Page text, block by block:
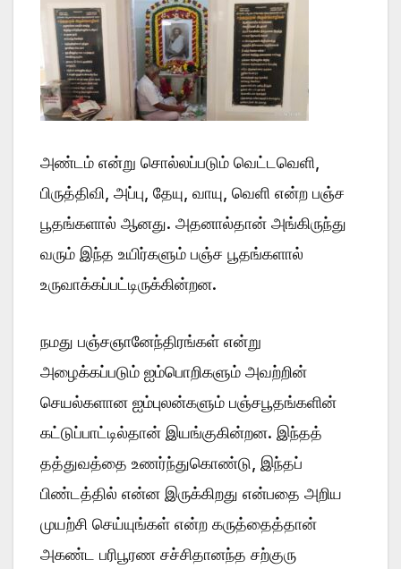
அண்டம் என்று சொல்லப்படும் வெட்டவெளி,
பிருத்திவி, அப்பு, தேயு, வாயு, வெளி என்ற பஞ்ச
பூதங்களால் ஆனது. அதனால்தான் அங்கிருந்து
வரும் இந்த உயிர்களும் பஞ்ச பூதங்களால்
உருவாக்கப்பட்டிருக்கின்றன.
நமது பஞ்சஞானேந்திரங்கள் என்று
அழைக்கப்படும் ஐம்பொறிகளும் அவற்றின்
செயல்களான ஐம்புலன்களும் பஞ்சபூதங்களின்
கட்டுப்பாட்டில்தான் இயங்குகின்றன. இந்தத்
தத்துவத்தை உணர்ந்துகொண்டு, இந்தப்
பிண்டத்தில் என்ன இருக்கிறது என்பதை அறிய
முயற்சி செய்யுங்கள் என்ற கருத்தைத்தான்
அகண்ட பரிபூரண சச்சிதானந்த சற்குரு